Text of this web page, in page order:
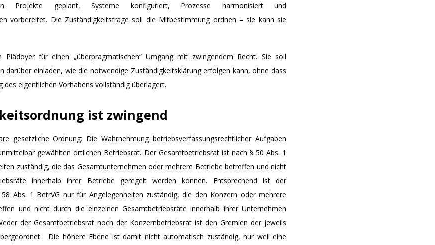
Projekte geplant, Systeme konfiguriert, Prozesse harmonisiert und
vorbereitet. Die Zuständigkeitsfrage soll die Mitbestimmung ordnen – sie kann sie
Plädoyer für einen „überpragmatischen“ Umgang mit zwingendem Recht. Sie soll
darüber einladen, wie die notwendige Zuständigkeitsklärung erfolgen kann, ohne dass
des eigentlichen Vorhabens vollständig überlagert.
ist zwingend
gesetzliche Ordnung: Die Wahrnehmung betriebsverfassungsrechtlicher Aufgaben
gewählten örtlichen Betriebsrat. Der Gesamtbetriebsrat ist nach § 50 Abs. 1
zuständig, die das Gesamtunternehmen oder mehrere Betriebe betreffen und nicht
innerhalb ihrer Betriebe geregelt werden können. Entsprechend ist der
Abs. 1 BetrVG nur für Angelegenheiten zuständig, die den Konzern oder mehrere
und nicht durch die einzelnen Gesamtbetriebsräte innerhalb ihrer Unternehmen
der Gesamtbetriebsrat noch der Konzernbetriebsrat ist den Gremien der jeweils
Die höhere Ebene ist damit nicht automatisch zuständig, nur weil eine